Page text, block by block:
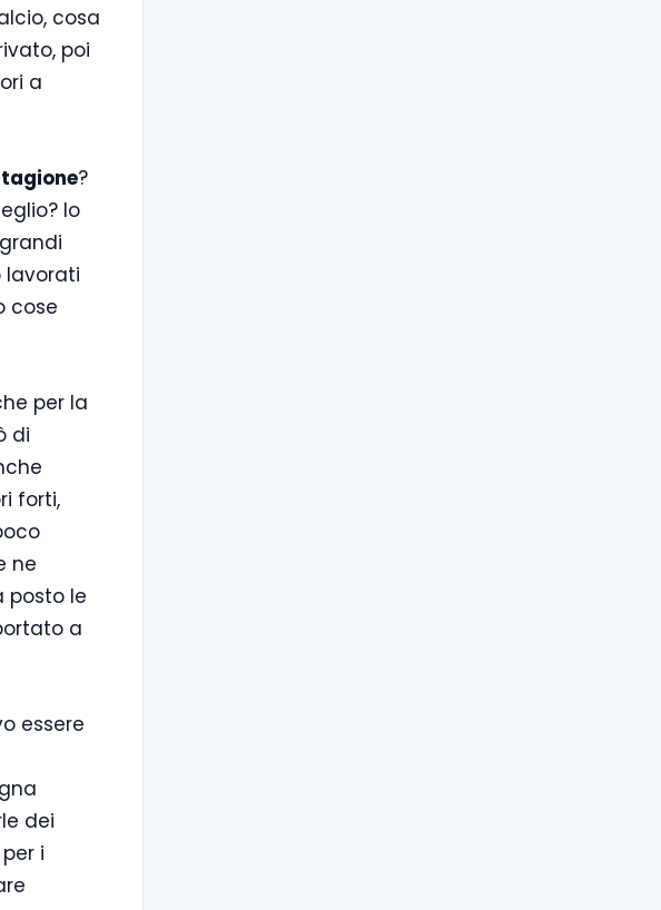
cosa
poi
a
?
Io
lavorati
cose
per la
di
forti,
ne
posto le
a
essere
dei
i